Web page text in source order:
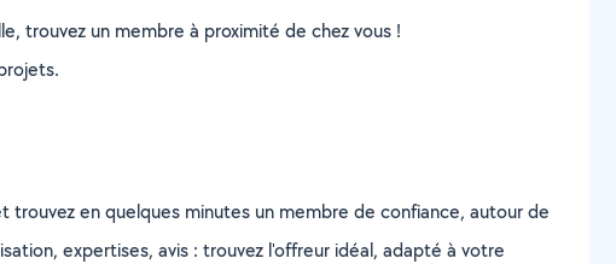
trouvez un membre à proximité de chez vous !
en quelques minutes un membre de confiance, autour de
expertises, avis : trouvez l'offreur idéal, adapté à votre